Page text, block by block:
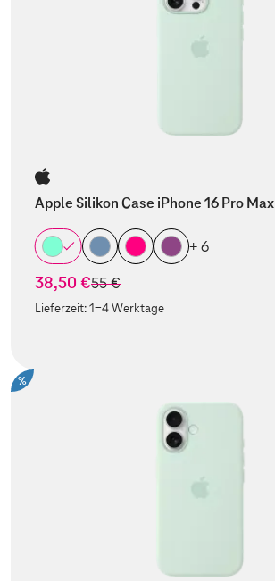
Apple Silikon Case iPhone 16 Pro Max
+ 6
38,50 €statt
55 €
Lieferzeit:1-4 Werktage
%